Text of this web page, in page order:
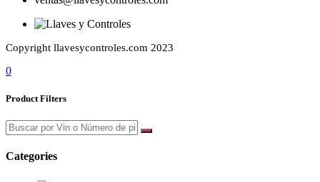
Copyright llavesycontroles.com 2023
0
Product Filters
Categories